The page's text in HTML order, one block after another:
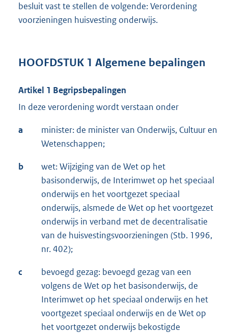
besluit vast te stellen de volgende: Verordening
voorzieningen huisvesting onderwijs.
HOOFDSTUK 1 Algemene bepalingen
Artikel 1 Begripsbepalingen
In deze verordening wordt verstaan onder
a
minister: de minister van Onderwijs, Cultuur en
Wetenschappen;
b
wet: Wijziging van de Wet op het
basisonderwijs, de Interimwet op het speciaal
onderwijs en het voortgezet speciaal
onderwijs, alsmede de Wet op het voortgezet
onderwijs in verband met de decentralisatie
van de huisvestingsvoorzieningen (Stb. 1996,
nr. 402);
c
bevoegd gezag: bevoegd gezag van een
volgens de Wet op het basisonderwijs, de
Interimwet op het speciaal onderwijs en het
voortgezet speciaal onderwijs en de Wet op
het voortgezet onderwijs bekostigde